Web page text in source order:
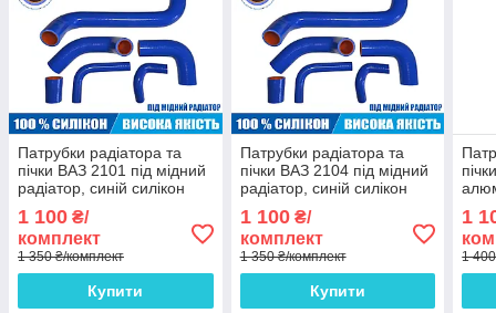
Патрубки радіатора та
пічки ВАЗ 2101 під мідний
радіатор, синій силікон
1 100 ₴/
комплект
1 350 ₴/комплект
Купити
Патрубки радіатора та
пічки ВАЗ 2104 під мідний
радіатор, синій силікон
1 100₴/
комплект
1 350 ₴/комплект
Купити
шт.)
1
1